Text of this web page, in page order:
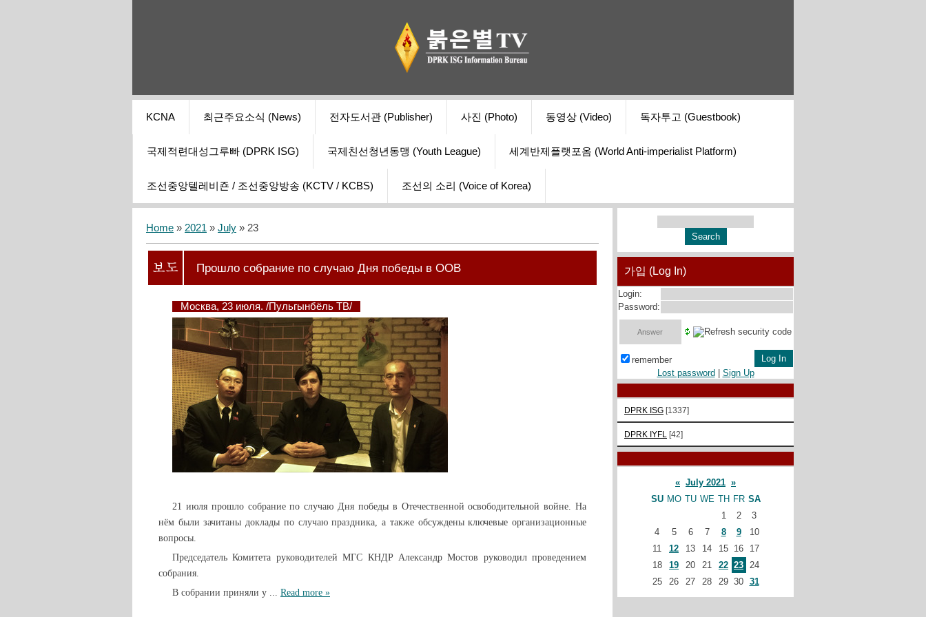
KCNA 최근주요소식 (News) 전자도서관 (Publisher) 사진 (Photo) 동영상 (Video) 독자투고 (Guestbook)
국제적련대성그루빠 (DPRK ISG) 국제친선청년동맹 (Youth League) 세계반제플랫포옴 (World Anti-imperialist Platform)
조선중앙텔레비죤 / 조선중앙방송 (KCTV / KCBS) 조선의 소리 (Voice of Korea)
Home » 2021 » July » 23
Прошло собрание по случаю Дня победы в ООВ
Москва, 23 июля. /Пульгынбёль ТВ/
21 июля прошло собрание по случаю Дня победы в Отечественной освободительной войне. На
нём были зачитаны доклады по случаю праздника, а также обсуждены ключевые организационные
вопросы.
Председатель Комитета руководителей МГС КНДР Александр Мостов руководил проведением
собрания.
В собрании приняли у ... Read more »
가입 (Log In)
Login:
Password:
remember
Lost password
Sign Up
DPRK ISG [1337]
DPRK IYFL [42]
« July 2021 »
SU MO TU WE TH FR SA
1
2
3
4
5 6 7 8 9
10
11
12 13 14 15 16
17
18
19 20 21 22 23 24
25
26 27 28 29 30 31